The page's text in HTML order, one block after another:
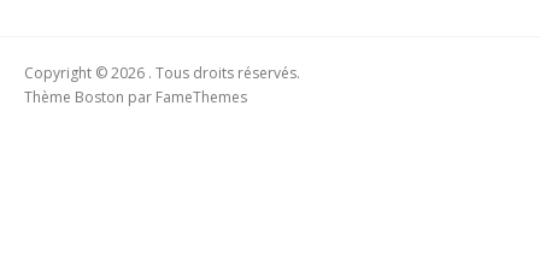
Copyright © 2026 . Tous droits réservés.
Thème Boston par FameThemes